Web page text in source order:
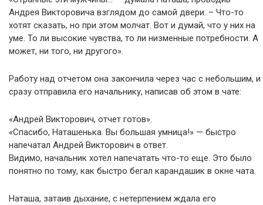
Андрея Викторовича взглядом до самой двери. – Что-то
хотят сказать, но при этом молчат. Вот и думай, что у них на
уме. То ли высокие чувства, то ли низменные потребности. А
может, ни того, ни другого».
Работу над отчетом она закончила через час с небольшим, и
сразу отправила его начальнику, написав об этом в чате:
«Андрей Викторович, отчет готов».
«Спасибо, Наташенька. Вы большая умница!» — быстро
напечатал Андрей Викторович в ответ.
Видимо, начальник хотел напечатать что-то еще. Это было
понятно по тому, как быстро бегал карандашик в окне чата.
Наташа, затаив дыхание, с нетерпением ждала его